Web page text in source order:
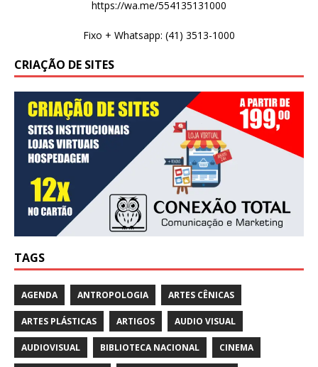
https://wa.me/554135131000
Fixo + Whatsapp: (41) 3513-1000
CRIAÇÃO DE SITES
TAGS
AGENDA ANTROPOLOGIA ARTES CÊNICAS
ARTES PLÁSTICAS ARTIGOS AUDIO VISUAL
AUDIOVISUAL BIBLIOTECA NACIONAL CINEMA